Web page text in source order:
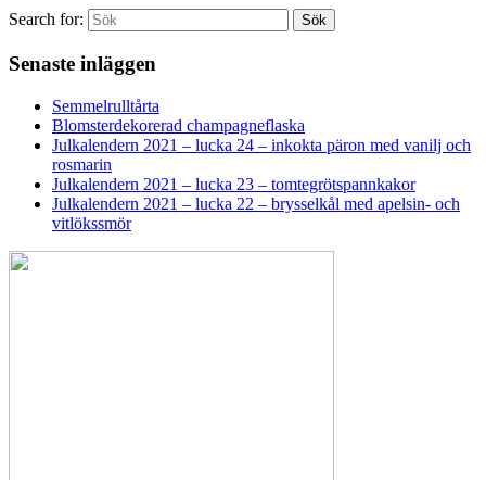
Search for: Sök
Senaste inläggen
Semmelrulltårta
Blomsterdekorerad champagneflaska
Julkalendern 2021 – lucka 24 – inkokta päron med vanilj och
rosmarin
Julkalendern 2021 – lucka 23 – tomtegrötspannkakor
Julkalendern 2021 – lucka 22 – brysselkål med apelsin- och
vitlökssmör